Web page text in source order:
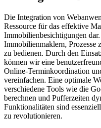
Die Integration von
Ressource für das effektive
Immobilienbesichtigungen
Immobilienmaklern, Prozesse
zu bedienen. Durch den
können wir eine
Online-Terminkoordination
vereinfachen. Eine optimale
verschiedene Tools wie die
berechnen und Pufferzeiten
Funktionalitäten sind
zu revolutionieren.